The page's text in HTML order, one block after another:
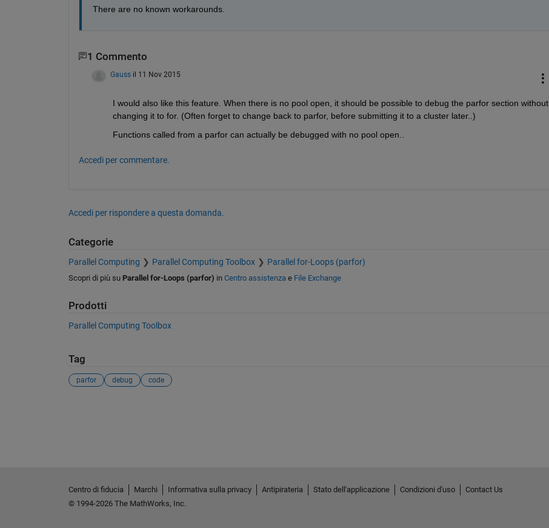
There are no known workarounds.
1 Commento
Gauss il 11 Nov 2015
I would also like this feature. When there is no pool open, it should be possible to debug the parfor section without
changing it to for. (Often forget to change back to parfor, before submitting it to a cluster later..)
Functions called from a parfor can actually be debugged with no pool open..
Accedi per commentare.
Accedi per rispondere a questa domanda.
Categorie
Parallel Computing Parallel Computing Toolbox Parallel for-Loops (parfor)
Scopri di più su Parallel for-Loops (parfor) in Centro assistenza e File Exchange
Prodotti
Parallel Computing Toolbox
Tag
parfor debug code
Centro di fiducia Marchi Informativa sulla privacy Antipirateria Stato dell'applicazione Condizioni d'uso
Contact Us
© 1994-2026 The MathWorks, Inc.